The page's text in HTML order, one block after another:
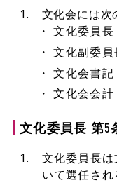
文化会には次
文化委員長
文化副委員
文化会書記
文化会会計
文化委員長 第5
文化委員長
いて選任され